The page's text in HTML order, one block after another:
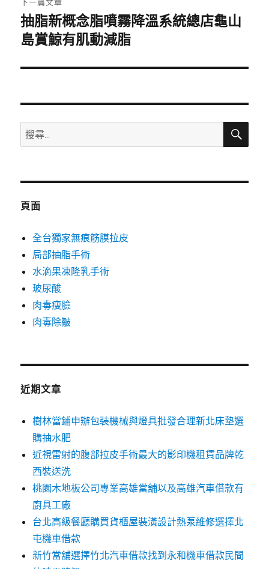
下
一
文
抽脂新概念脂噴霧降溫系統總店龜山
島賞鯨有肌動減脂
搜
尋
鍵
搜
頁面
全台獨家無痕筋膜拉皮
局部抽脂手術
水滴果凍隆乳手術
玻尿酸
肉毒瘦臉
肉毒除皺
近期文章
樹林當鋪申辦包裝機械與燈具批發合理新北床墊選
購抽水肥
近視雷射的腹部拉皮手術最大的影印機租賃品牌乾
西裝送洗
桃園木地板公司專業高雄當舖以及高雄汽車借款有
廚具工廠
台北高級餐廳購買貨櫃屋裝潢設計熱泵維修選擇北
屯機車借款
新竹當舖選擇竹北汽車借款找到永和機車借款民間